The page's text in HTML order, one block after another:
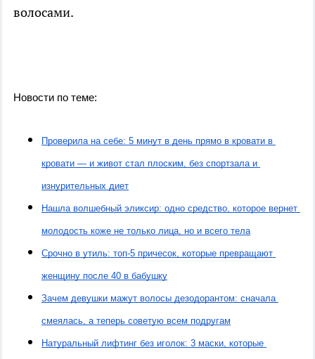
волосами.
Новости по теме:
Проверила на себе: 5 минут в день прямо в кровати в
кровати — и живот стал плоским, без спортзала и
изнурительных диет
Нашла волшебный эликсир: одно средство, которое вернет
молодость коже не только лица, но и всего тела
Срочно в утиль: топ-5 причесок, которые превращают
женщину после 40 в бабушку
Зачем девушки мажут волосы дезодорантом: сначала
смеялась, а теперь советую всем подругам
Натуральный лифтинг без иголок: 3 маски, которые